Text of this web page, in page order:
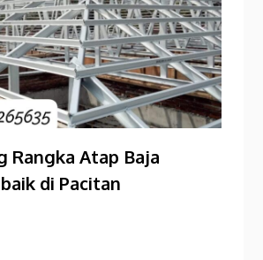
Rangka Atap Baja
di Pacitan